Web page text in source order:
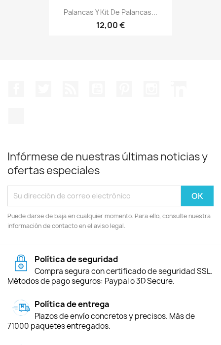
Palancas Y Kit De Palancas...
12,00 €
Infórmese de nuestras últimas noticias y
ofertas especiales
Puede darse de baja en cualquier momento. Para ello, consulte nuestra
información de contacto en el aviso legal.
Política de seguridad
Compra segura con certificado de seguridad SSL.
Métodos de pago seguros: Paypal o 3D Secure.
Política de entrega
Plazos de envío concretos y precisos. Más de
71000 paquetes entregados.